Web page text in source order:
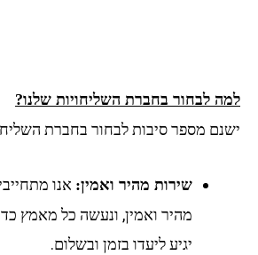
למה לבחור בחברת השליחויות שלנו?
ישנם מספר סיבות לבחור בחברת
שירות מהיר ואמין: אנו
מהיר ואמין, ונעשה כל מאמץ
יגיע ליעדו בזמן ובשלום.